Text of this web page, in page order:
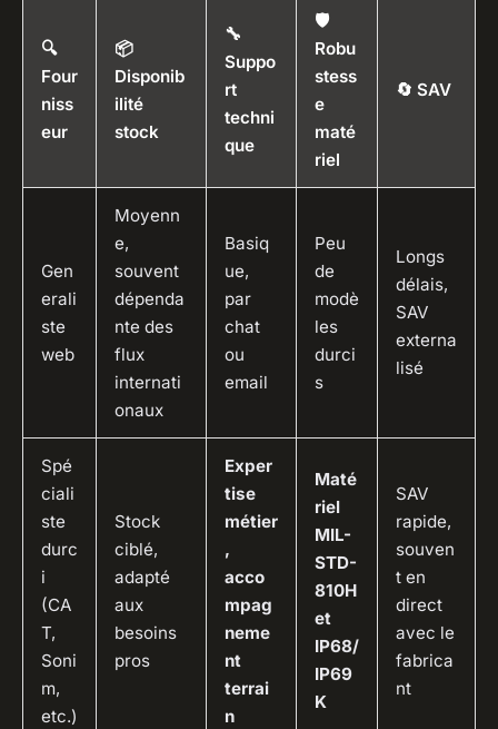
🔍
Four
niss
eur
📦
Disponib
ilité
stock
🔧
Suppo
rt
techni
que
🛡️
Robu
stess
e
maté
riel
🔄 SAV
Gen
erali
ste
web
Moyenn
e,
souvent
dépenda
nte des
flux
internati
onaux
Basiq
ue,
par
chat
ou
email
Peu
de
modè
les
durci
s
Longs
délais,
SAV
externa
lisé
Spé
ciali
ste
durc
i
(CA
T,
Soni
m,
etc.)
Stock
ciblé,
adapté
aux
besoins
pros
Exper
tise
métier
,
acco
mpag
neme
nt
terrai
n
Maté
riel
MIL-
STD-
810H
et
IP68/
IP69
K
SAV
rapide,
souven
t en
direct
avec le
fabrica
nt